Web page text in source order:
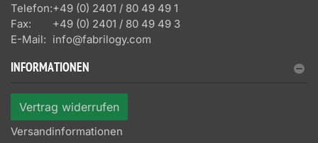
Telefon:+49 (0) 2401 / 80 49 49 1
Fax:
+49 (0) 2401 / 80 49 49 3
E-Mail: info@fabrilogy.com
INFORMATIONEN
Vertrag widerrufen
Versandinformationen